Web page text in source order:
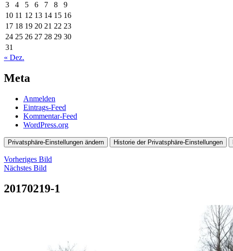
3
4 5 6 7 8
9
10 11 12 13 14 15 16
17 18 19 20 21 22 23
24 25 26 27 28 29 30
31
« Dez.
Meta
Anmelden
Eintrags-Feed
Kommentar-Feed
WordPress.org
Privatsphäre-Einstellungen ändern Historie der Privatsphäre-Einstellungen
Vorheriges Bild
Nächstes Bild
20170219-1